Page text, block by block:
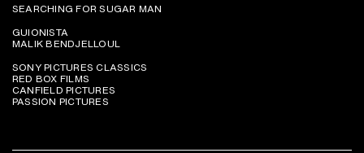
SEARCHING FOR SUGAR MAN
GUIONISTA
MALIK BENDJELLOUL
SONY PICTURES CLASSICS
RED BOX FILMS
CANFIELD PICTURES
PASSION PICTURES